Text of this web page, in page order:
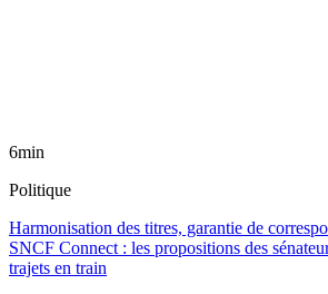
6min
Politique
Harmonisation des titres, garantie de
SNCF Connect : les propositions des
trajets en train